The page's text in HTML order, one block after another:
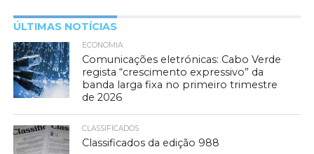
ÚLTIMAS NOTÍCIAS
ECONOMIA
Comunicações eletrónicas: Cabo Verde
regista “crescimento expressivo” da
banda larga fixa no primeiro trimestre
de 2026
CLASSIFICADOS
Classificados da edição 988